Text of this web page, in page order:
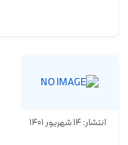
انتشار: 14 شهریور 1401